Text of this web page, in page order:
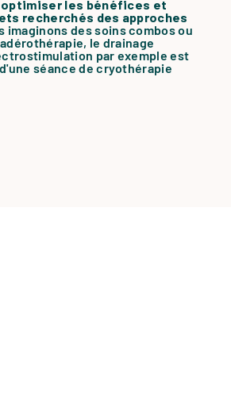
optimiser les bénéfices et
recherchés des approches
imaginons des soins combos ou
le drainage
par exemple est
séance de cryothérapie